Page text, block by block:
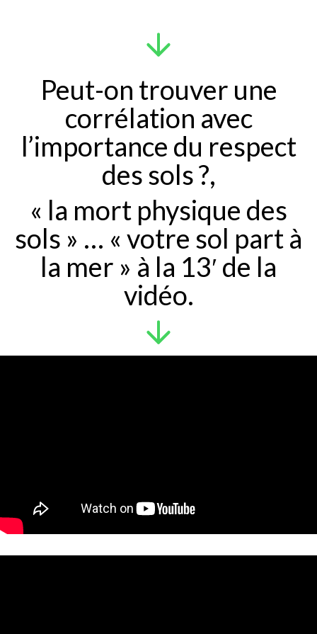
Peut-on trouver une
corrélation avec
l’importance du respect
des sols ?,
« la mort physique des
sols » … « votre sol part à
la mer » à la 13′ de la
vidéo.